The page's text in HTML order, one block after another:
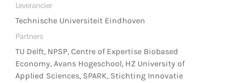
Leverancier
Technische Universiteit Eindhoven
Partners
TU Delft, NPSP, Centre of Expertise Biobased
Economy, Avans Hogeschool, HZ University of
Applied Sciences, SPARK, Stichting Innovatie